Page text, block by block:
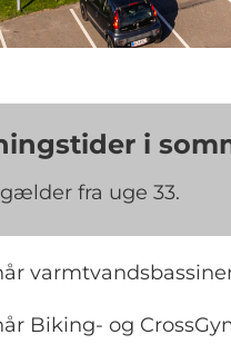
i
fra uge 33.
Biking- og